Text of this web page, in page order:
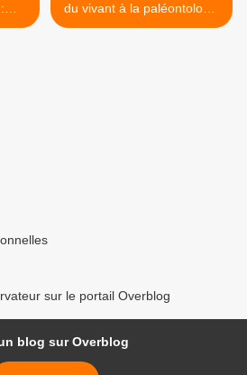
du vivant à la paléontologie
! : 26/10/2019 >
sur le portail Overblog
blog sur Overblog